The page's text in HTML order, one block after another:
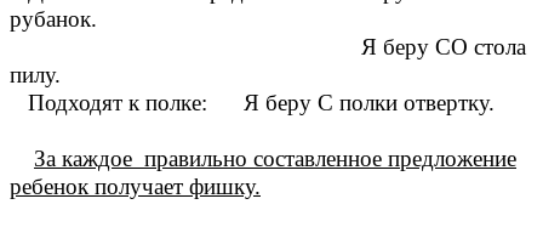
рубанок.
Я беру СО стола
пилу.
Подходят к полке: Я беру С полки отвертку.
За каждое правильно составленное предложение
ребенок получает фишку.